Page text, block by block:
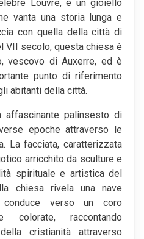
Louvre, è un gioiello
vanta una storia lunga e
con quella della città di
VII secolo, questa chiesa è
vescovo di Auxerre, ed è
punto di riferimento
abitanti della città.
affascinante palinsesto di
epoche attraverso le
La facciata, caratterizzata
arricchito da sculture e
spirituale e artistica del
chiesa rivela una nave
verso un coro
colorate, raccontando
cristianità attraverso